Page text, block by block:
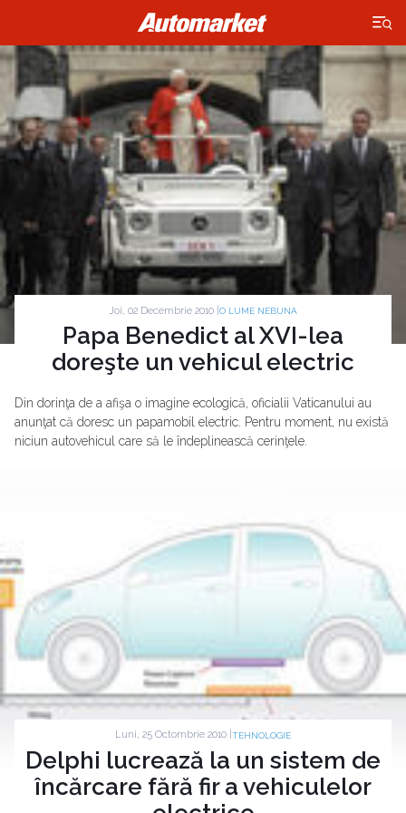
×
Joi, 02 Decembrie 2010 | O LUME NEBUNA
Papa Benedict al XVI-lea
doreşte un vehicul electric
Din dorinţa de a afişa o imagine ecologică, oficialii Vaticanului au
anunţat că doresc un papamobil electric. Pentru moment, nu există
niciun autovehicul care să le îndeplinească cerinţele.
Luni, 25 Octombrie 2010 | TEHNOLOGIE
Delphi lucrează la un sistem de
încărcare fără fir a vehiculelor